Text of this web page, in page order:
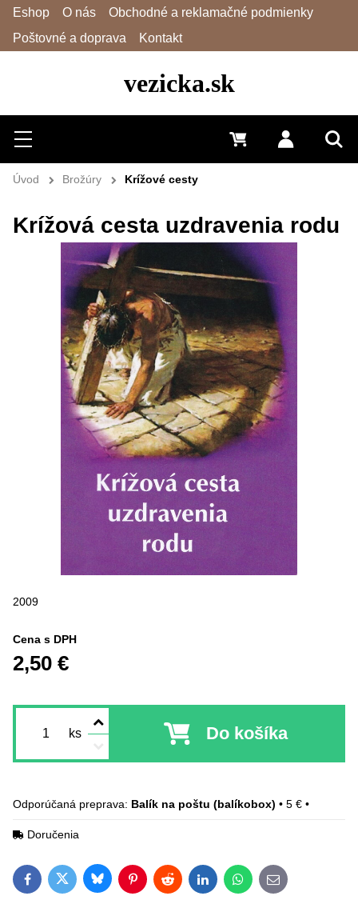
vezicka.sk
Hľadať
Menu Prihlásiť
0 €
Eshop O nás
Obchodné a reklamačné podmienky
Poštovné a doprava
Kontakt
Úvod Brožúry Krížové cesty
Krížová cesta uzdravenia rodu
2009
Cena s DPH
2,50 €
ks Do košíka
Balík na poštu (balíkobox) • 5 € •
Doručenia
FacebookTwitterBlueskyPinterestRedditLinkedInWhatsApp
E-mail